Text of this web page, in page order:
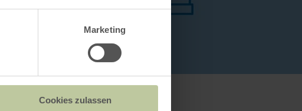
Marketing
Cookies zulassen